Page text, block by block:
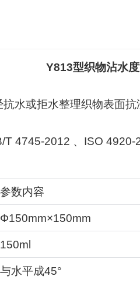
Y813型织物沾水
水或拒水整理织物表面抗
T 4745-2012 、 ISO 4920-
参数内容
Φ150mm×150mm
150ml
与水平成45°